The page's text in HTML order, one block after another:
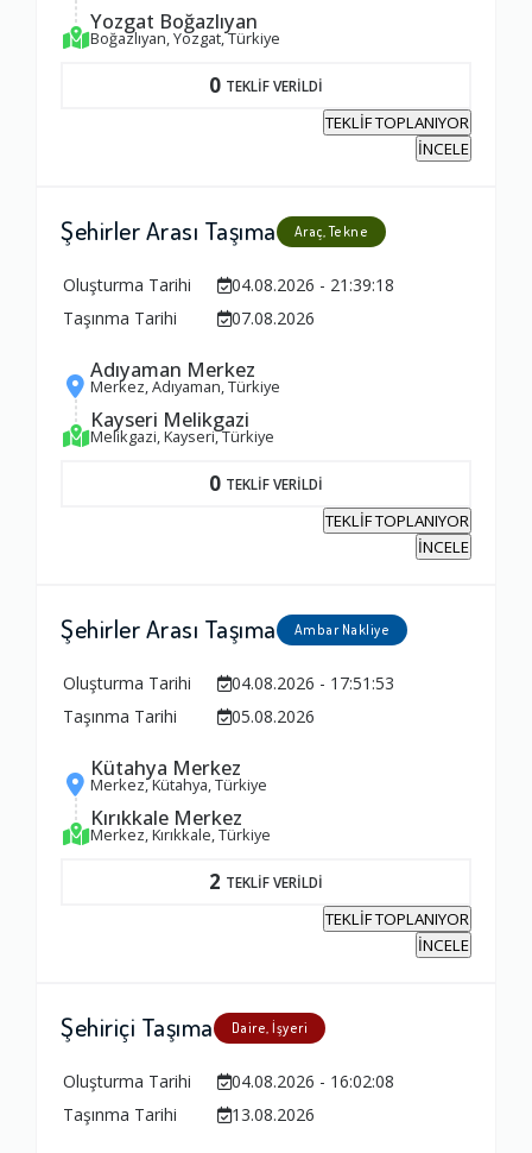
Yozgat Boğazlıyan
Boğazlıyan, Yozgat, Türkiye
0 TEKLİF VERİLDİ
TEKLİF TOPLANIYOR
İNCELE
Şehirler Arası Taşıma Araç, Tekne
Oluşturma Tarihi
04.08.2026 - 21:39:18
Taşınma Tarihi
07.08.2026
Adıyaman Merkez
Merkez, Adıyaman, Türkiye
Kayseri Melikgazi
Melikgazi, Kayseri, Türkiye
0 TEKLİF VERİLDİ
TEKLİF TOPLANIYOR
İNCELE
Şehirler Arası Taşıma Ambar Nakliye
Oluşturma Tarihi
04.08.2026 - 17:51:53
Taşınma Tarihi
05.08.2026
Kütahya Merkez
Merkez, Kütahya, Türkiye
Kırıkkale Merkez
Merkez, Kırıkkale, Türkiye
2 TEKLİF VERİLDİ
TEKLİF TOPLANIYOR
İNCELE
Şehiriçi Taşıma Daire, İşyeri
Oluşturma Tarihi
04.08.2026 - 16:02:08
Taşınma Tarihi
13.08.2026